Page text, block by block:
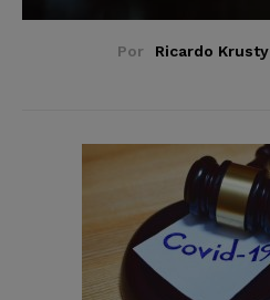
Por Ricardo Krusty